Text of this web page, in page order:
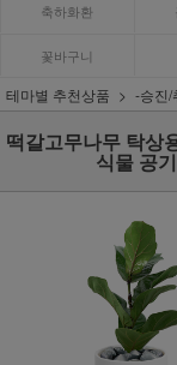
축하화환
꽃바구니
테마별 추천상품 -승진/
떡갈고무나무 탁상
식물 공